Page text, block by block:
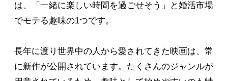
は、「一緒に楽しい時間を過ごせそう」と婚活市場
でモテる趣味の1つです。
長年に渡り世界中の人から愛されてきた映画は、常
に新作が公開されています。たくさんのジャンルが